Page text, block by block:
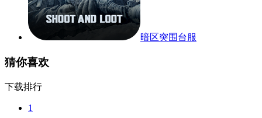
暗区突围台服
猜你喜欢
下载排行
1